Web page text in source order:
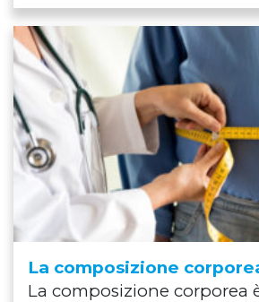
La composizione
La composizione corporea